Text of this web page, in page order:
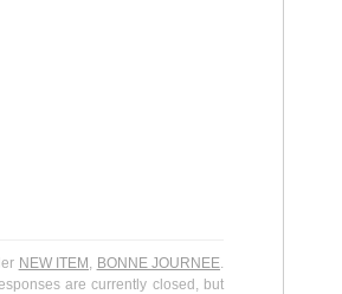
NEW ITEM BONNE JOURNEE
are currently closed, but